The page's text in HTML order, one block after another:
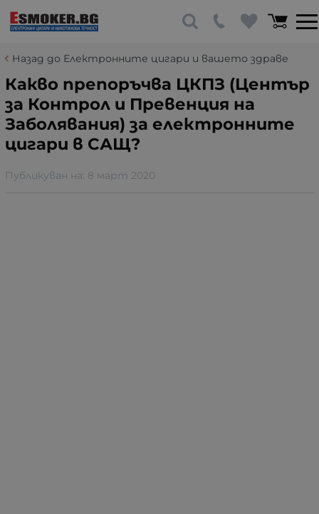
Назад до Електронните цигари и вашето здраве
Какво препоръчва ЦКПЗ (Център
за Контрол и Превенция на
Заболявания) за електронните
цигари в САЩ?
Публикуван на: 8 март 2020